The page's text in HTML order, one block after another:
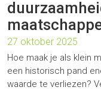
27 oktober 2025
Hoe maak je als klein
een historisch pand
waarde te verliezen?